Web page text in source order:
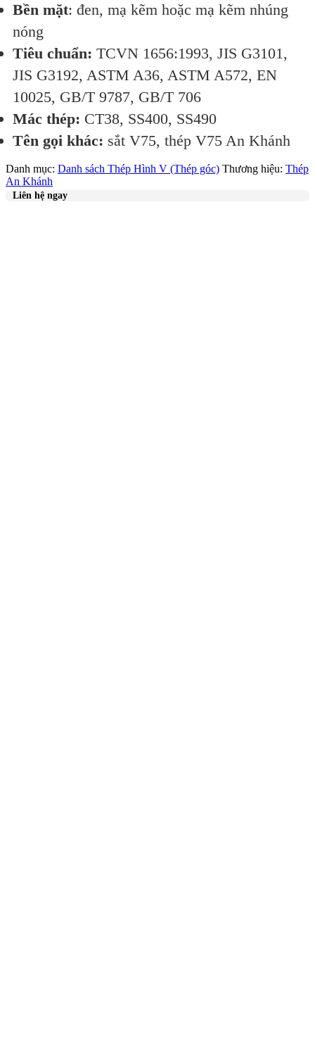
Bền mặt: đen, mạ kẽm hoặc mạ kẽm nhúng
nóng
Tiêu chuẩn: TCVN 1656:1993, JIS G3101,
JIS G3192, ASTM A36, ASTM A572, EN
10025, GB/T 9787, GB/T 706
Mác thép: CT38, SS400, SS490
Tên gọi khác: sắt V75, thép V75 An Khánh
Danh mục: Danh sách Thép Hình V (Thép góc) Thương hiệu: Thép
An Khánh
Liên hệ ngay